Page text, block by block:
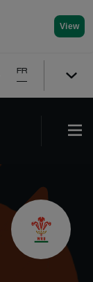
View
FR